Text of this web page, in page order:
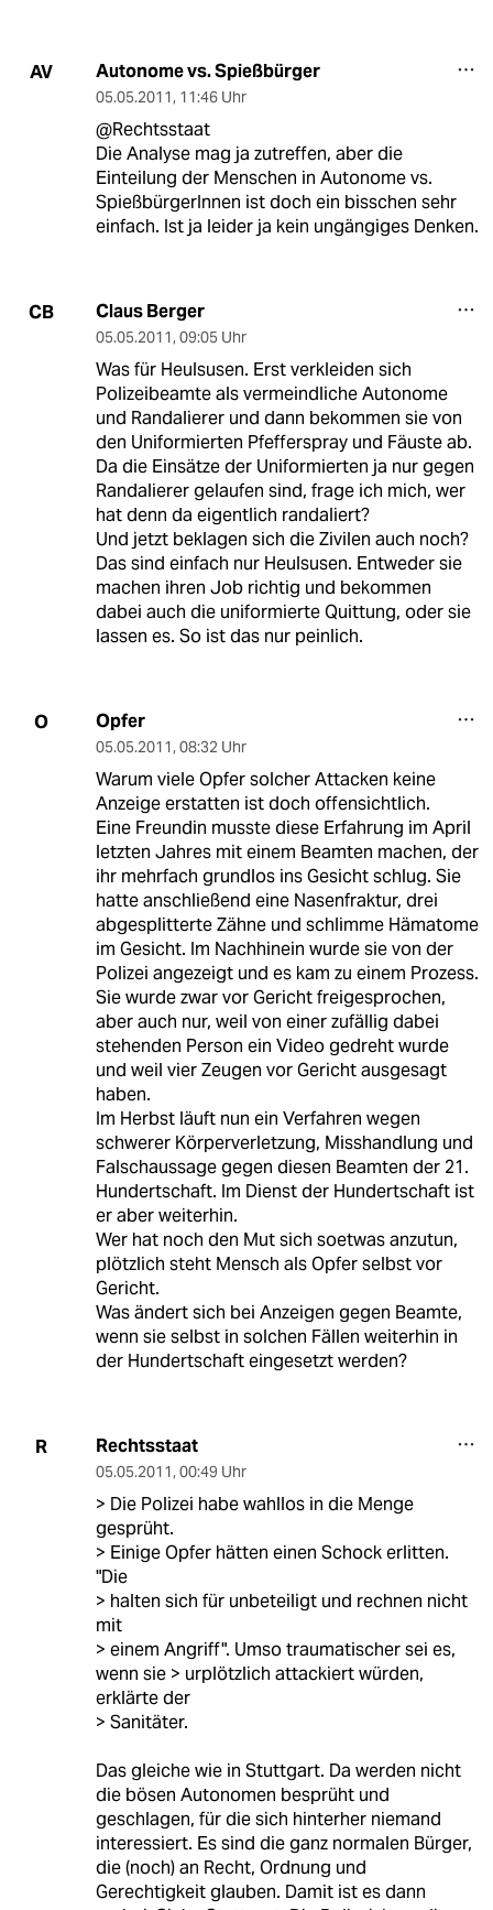
AV Autonome vs. Spießbürger
05.05.2011, 11:46 Uhr
@Rechtsstaat
Die Analyse mag ja zutreffen, aber die
Einteilung der Menschen in Autonome vs.
SpießbürgerInnen ist doch ein bisschen sehr
einfach. Ist ja leider ja kein ungängiges Denken.
CB Claus Berger
05.05.2011, 09:05 Uhr
Was für Heulsusen. Erst verkleiden sich
Polizeibeamte als vermeindliche Autonome
und Randalierer und dann bekommen sie von
den Uniformierten Pfefferspray und Fäuste ab.
Da die Einsätze der Uniformierten ja nur gegen
Randalierer gelaufen sind, frage ich mich, wer
hat denn da eigentlich randaliert?
Und jetzt beklagen sich die Zivilen auch noch?
Das sind einfach nur Heulsusen. Entweder sie
machen ihren Job richtig und bekommen
dabei auch die uniformierte Quittung, oder sie
lassen es. So ist das nur peinlich.
O Opfer
05.05.2011, 08:32 Uhr
Warum viele Opfer solcher Attacken keine
Anzeige erstatten ist doch offensichtlich.
Eine Freundin musste diese Erfahrung im April
letzten Jahres mit einem Beamten machen, der
ihr mehrfach grundlos ins Gesicht schlug. Sie
hatte anschließend eine Nasenfraktur, drei
abgesplitterte Zähne und schlimme Hämatome
im Gesicht. Im Nachhinein wurde sie von der
Polizei angezeigt und es kam zu einem Prozess.
Sie wurde zwar vor Gericht freigesprochen,
aber auch nur, weil von einer zufällig dabei
stehenden Person ein Video gedreht wurde
und weil vier Zeugen vor Gericht ausgesagt
haben.
Im Herbst läuft nun ein Verfahren wegen
schwerer Körperverletzung, Misshandlung und
Falschaussage gegen diesen Beamten der 21.
Hundertschaft. Im Dienst der Hundertschaft ist
er aber weiterhin.
Wer hat noch den Mut sich soetwas anzutun,
plötzlich steht Mensch als Opfer selbst vor
Gericht.
Was ändert sich bei Anzeigen gegen Beamte,
wenn sie selbst in solchen Fällen weiterhin in
der Hundertschaft eingesetzt werden?
R Rechtsstaat
05.05.2011, 00:49 Uhr
> Die Polizei habe wahllos in die Menge
gesprüht.
> Einige Opfer hätten einen Schock erlitten.
"Die
> halten sich für unbeteiligt und rechnen nicht
mit
> einem Angriff". Umso traumatischer sei es,
wenn sie > urplötzlich attackiert würden,
erklärte der
> Sanitäter.
Das gleiche wie in Stuttgart. Da werden nicht
die bösen Autonomen besprüht und
geschlagen, für die sich hinterher niemand
interessiert. Es sind die ganz normalen Bürger,
die (noch) an Recht, Ordnung und
Gerechtigkeit glauben. Damit ist es dann